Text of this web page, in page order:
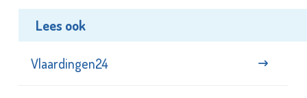
Lees ook
Vlaardingen24